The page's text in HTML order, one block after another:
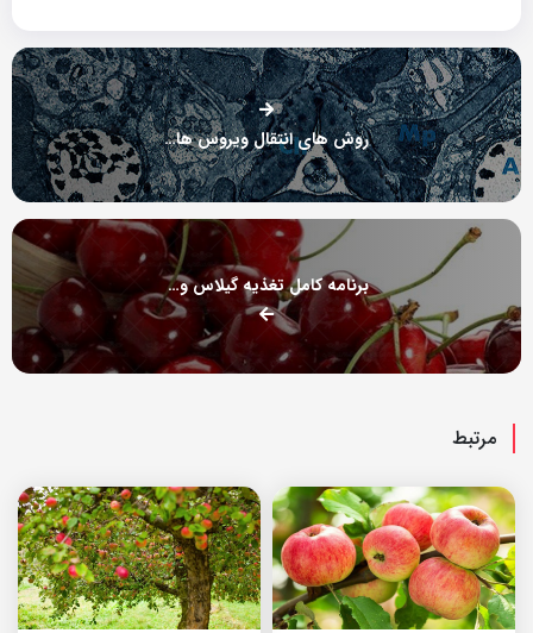
روش های انتقال ویروس های گیاهی
برنامه کامل تغذیه گیلاس و آلبالو
مرتبط